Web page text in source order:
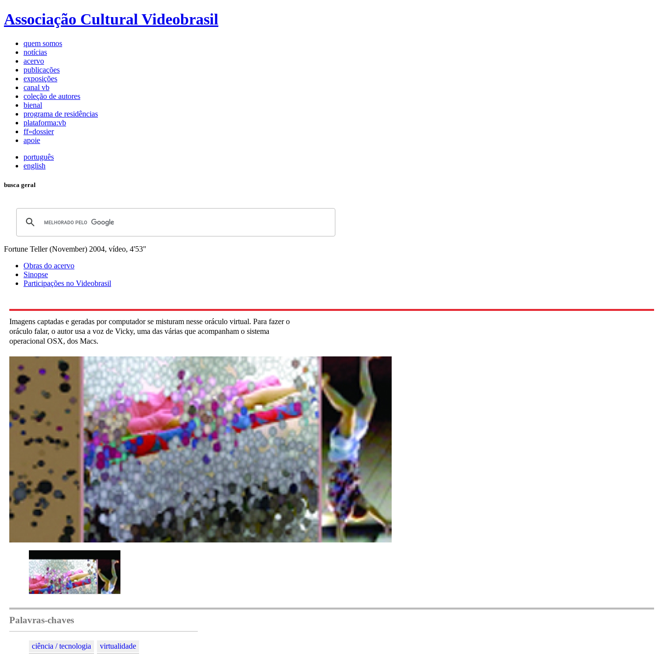
Associação Cultural Videobrasil
quem somos
notícias
acervo
publicações
exposições
canal vb
coleção de autores
bienal
programa de residências
plataforma:vb
ff»dossier
apoie
português
english
busca geral
Fortune Teller (November) 2004, vídeo, 4'53"
Obras do acervo
Sinopse
Participações no Videobrasil
Imagens captadas e geradas por computador se misturam nesse oráculo virtual. Para fazer o
oráculo falar, o autor usa a voz de Vicky, uma das várias que acompanham o sistema
operacional OSX, dos Macs.
Palavras-chaves
ciência / tecnologia virtualidade